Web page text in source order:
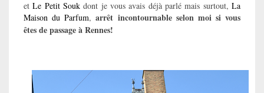
etLe Petit Souk dont je vous avais déjà parlé mais surtout,La
Maison du Parfum,arrêt incontournable selon moi si vous
êtes de passage à Rennes!